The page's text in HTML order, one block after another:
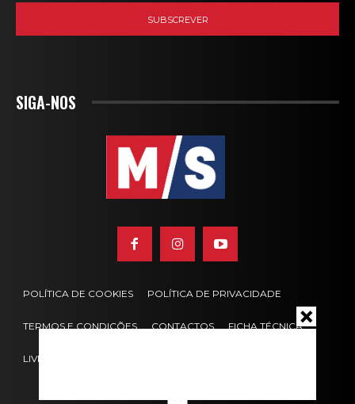
SIGA-NOS
POLÍTICA DE COOKIES POLÍTICA DE PRIVACIDADE
TERMOS E CONDIÇÕES CONTACTOS FICHA TÉCNICA
LIVRO DE RECLAMAÇÕES